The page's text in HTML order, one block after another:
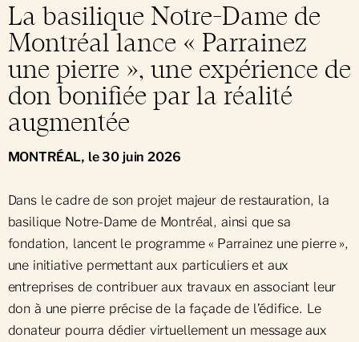
La basilique Notre-Dame de
Montréal lance « Parrainez
une pierre », une expérience de
don bonifiée par la réalité
augmentée
MONTRÉAL, le 30 juin 2026
Dans le cadre de son projet majeur de restauration, la
basilique Notre-Dame de Montréal, ainsi que sa
fondation, lancent le programme « Parrainez une pierre »,
une initiative permettant aux particuliers et aux
entreprises de contribuer aux travaux en associant leur
don à une pierre précise de la façade de l’édifice. Le
donateur pourra dédier virtuellement un message aux